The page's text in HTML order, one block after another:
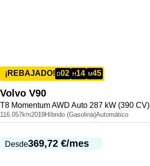
¡REBAJADO! D02 H14 M45
Volvo V90
T8 Momentum AWD Auto 287 kW (390 CV)
116.057km2019Híbrido (Gasolina)Automático
Desde369,72 €/mes